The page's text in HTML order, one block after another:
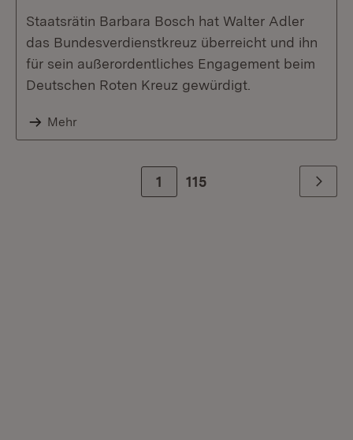
Staatsrätin Barbara Bosch hat Walter Adler
das Bundesverdienstkreuz überreicht und ihn
für sein außerordentliches Engagement beim
Deutschen Roten Kreuz gewürdigt.
Mehr
1 Zur letzte Seite
115 Weiter